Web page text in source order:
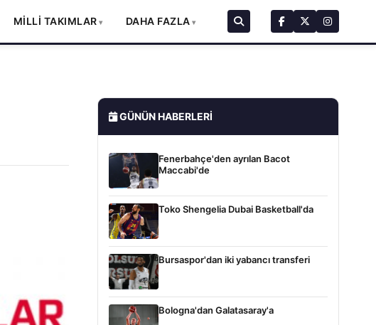
MİLLİ TAKIMLAR DAHA FAZLA
GÜNÜN HABERLERI
Fenerbahçe'den ayrılan Bacot
Maccabi'de
Toko Shengelia Dubai Basketball'da
Bursaspor'dan iki yabancı transferi
Bologna'dan Galatasaray'a